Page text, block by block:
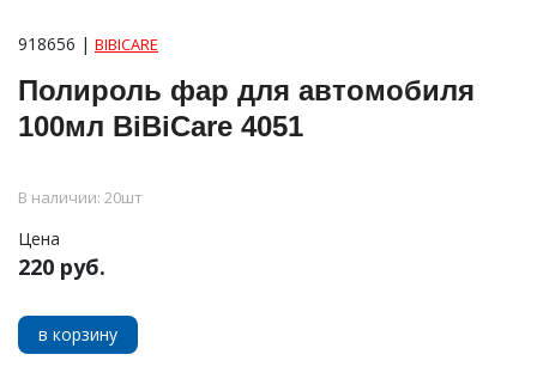
918656 | BIBICARE
Полироль фар для автомобиля
100мл BiBiCare 4051
В наличии: 20шт
Цена
220 руб.
в корзину